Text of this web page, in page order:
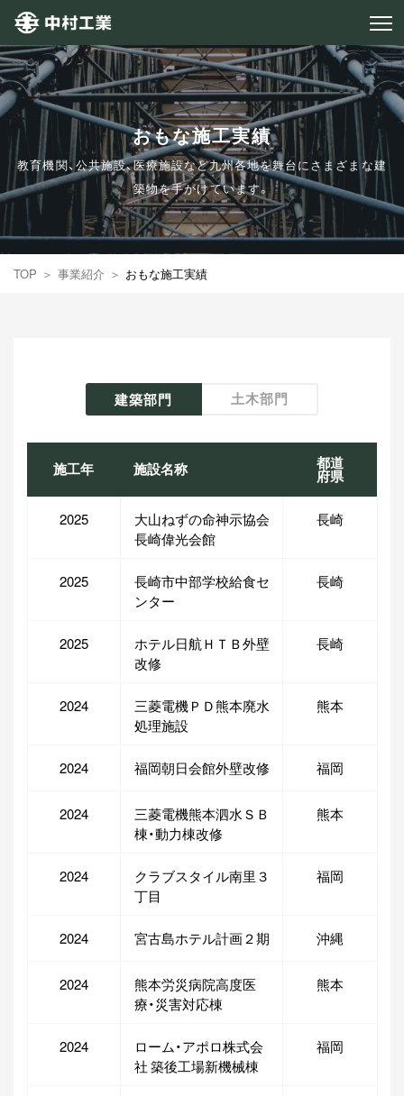
おもな施工実績
教育機関、公共施設、医療施設など九州各地を舞台にさまざまな建
築物を手がけています。
TOP 事業紹介 おもな施工実績
建築部門 土木部門
施工年 施設名称 都道
府県
2025
大山ねずの命神示協会
長崎偉光会館
長崎
2025
長崎市中部学校給食セ
ンター
長崎
2025
ホテル日航ＨＴＢ外壁
改修
長崎
2024
三菱電機ＰＤ熊本廃水
処理施設
熊本
2024 福岡朝日会館外壁改修 福岡
2024
三菱電機熊本泗水ＳＢ
棟・動力棟改修
熊本
2024
クラブスタイル南里３
丁目
福岡
2024 宮古島ホテル計画２期 沖縄
2024
熊本労災病院高度医
療・災害対応棟
熊本
2024
ローム・アポロ株式会
社 築後工場新機械棟
福岡